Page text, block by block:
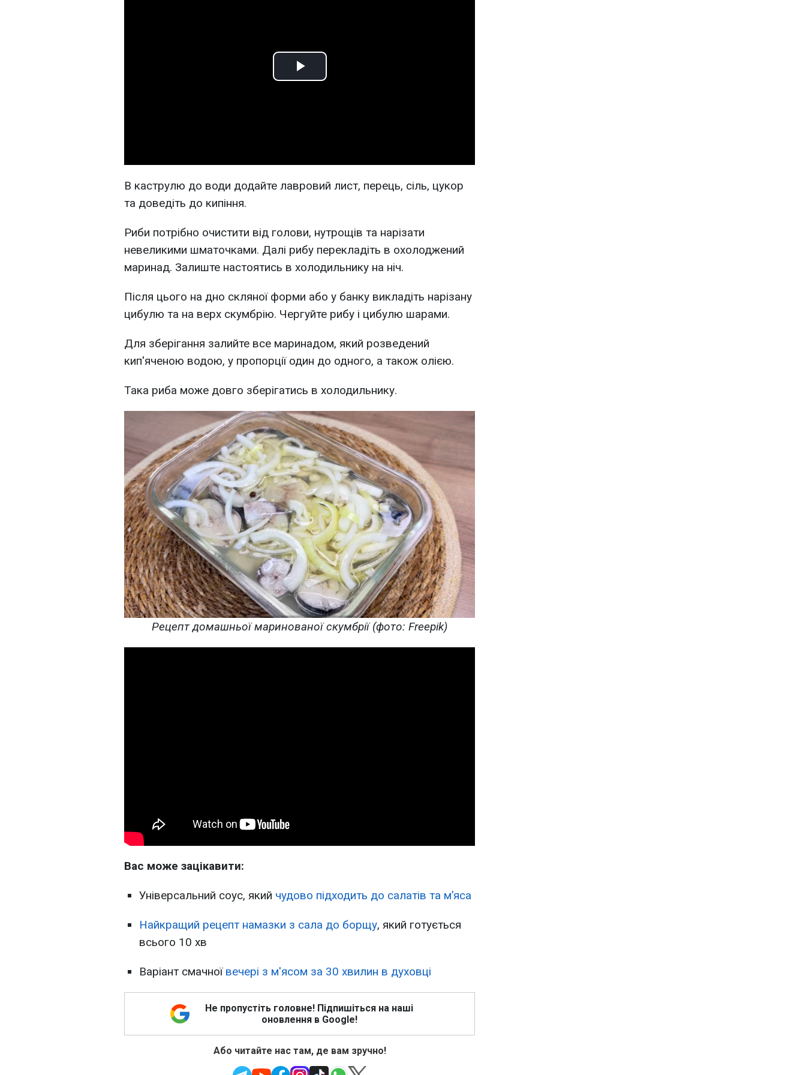
Play
В каструлю до води додайте лавровий лист, перець, сіль, цукор
та доведіть до кипіння.
Риби потрібно очистити від голови, нутрощів та нарізати
невеликими шматочками. Далі рибу перекладіть в охолоджений
маринад. Залиште настоятись в холодильнику на ніч.
Після цього на дно скляної форми або у банку викладіть нарізану
цибулю та на верх скумбрію. Чергуйте рибу і цибулю шарами.
Для зберігання залийте все маринадом, який розведений
кип'яченою водою, у пропорції один до одного, а також олією.
Така риба може довго зберігатись в холодильнику.
Рецепт домашньої маринованої скумбрії (фото: Freepik)
Вас може зацікавити:
Універсальний соус, який чудово підходить до салатів та мʼяса
Найкращий рецепт намазки з сала до борщу, який готується
всього 10 хв
Варіант смачної вечері з м'ясом за 30 хвилин в духовці
Не пропустіть головне! Підпишіться на наші
оновлення в Google!
Або читайте нас там, де вам зручно!